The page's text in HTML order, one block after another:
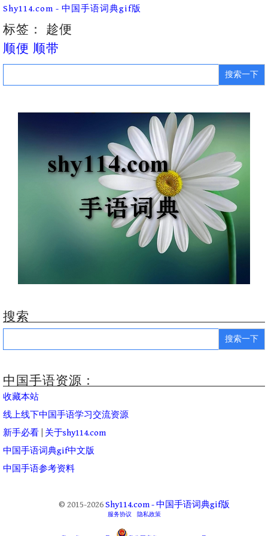
Skip
content
Shy114.com - 中国手语词典gif版
标签： 趁便
顺便 顺带
Search
搜索
Search
中国手语资源：
收藏本站
线上线下中国手语学习交流资源
新手必看
关于shy114.com
中国手语词典gif中文版
中国手语参考资料
© 2015-2026Shy114.com - 中国手语词典gif版
服务协议 隐私政策